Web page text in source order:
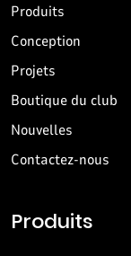
Produits
Conception
Projets
Boutique du club
Nouvelles
Contactez-nous
Produits